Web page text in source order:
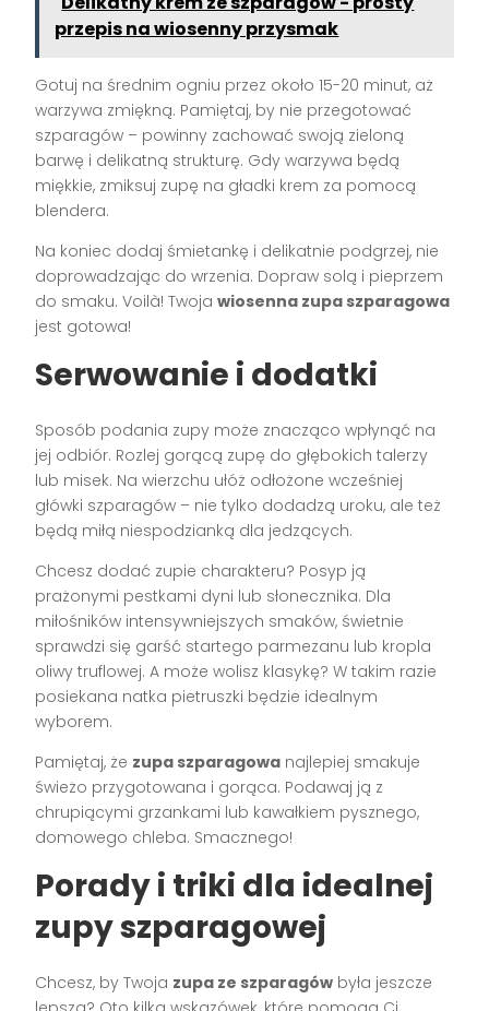
przepis na wiosenny przysmak
Gotuj na średnim ogniu przez około 15-20 minut, aż
warzywa zmiękną. Pamiętaj, by nie przegotować
szparagów – powinny zachować swoją zieloną
barwę i delikatną strukturę. Gdy warzywa będą
miękkie, zmiksuj zupę na gładki krem za pomocą
blendera.
Na koniec dodaj śmietankę i delikatnie podgrzej, nie
doprowadzając do wrzenia. Dopraw solą i pieprzem
do smaku. Voilà! Twojawiosenna zupa szparagowa
jest gotowa!
Serwowanie i dodatki
Sposób podania zupy może znacząco wpłynąć na
jej odbiór. Rozlej gorącą zupę do głębokich talerzy
lub misek. Na wierzchu ułóż odłożone wcześniej
główki szparagów – nie tylko dodadzą uroku, ale też
będą miłą niespodzianką dla jedzących.
Chcesz dodać zupie charakteru? Posyp ją
prażonymi pestkami dyni lub słonecznika. Dla
miłośników intensywniejszych smaków, świetnie
sprawdzi się garść startego parmezanu lub kropla
oliwy truflowej. A może wolisz klasykę? W takim razie
posiekana natka pietruszki będzie idealnym
wyborem.
Pamiętaj, że zupa szparagowa najlepiej smakuje
świeżo przygotowana i gorąca. Podawaj ją z
chrupiącymi grzankami lub kawałkiem pysznego,
domowego chleba. Smacznego!
Porady i triki dla idealnej
zupy szparagowej
Chcesz, by Twoja zupa ze szparagów była jeszcze